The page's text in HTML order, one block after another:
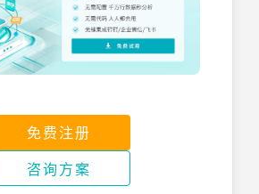
免费注册
咨询方案